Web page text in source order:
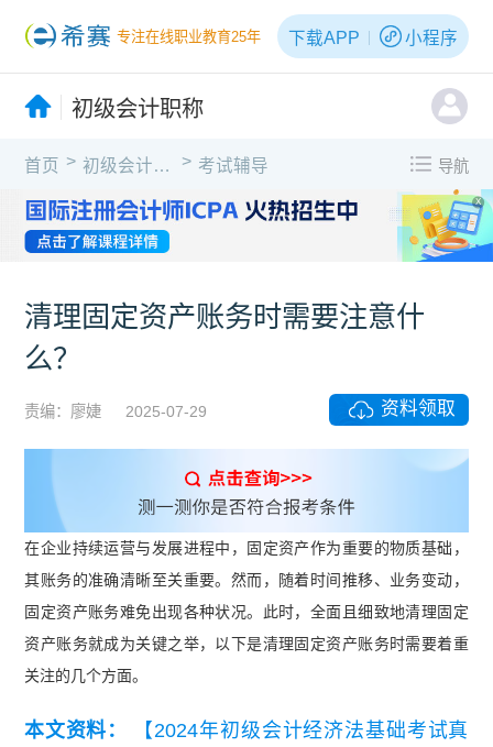
专注在线职业教育25年 下载APP 小程序
初级会计职称
首页 > 初级会计职称 > 考试辅导 导航
X
清理固定资产账务时需要注意什
么？
责编：廖婕 2025-07-29 资料领取
在企业持续运营与发展进程中，固定资产作为重要的物质基础，
其账务的准确清晰至关重要。然而，随着时间推移、业务变动，
固定资产账务难免出现各种状况。此时，全面且细致地清理固定
资产账务就成为关键之举，以下是清理固定资产账务时需要着重
关注的几个方面。
本文资料：
【2024年初级会计经济法基础考试真